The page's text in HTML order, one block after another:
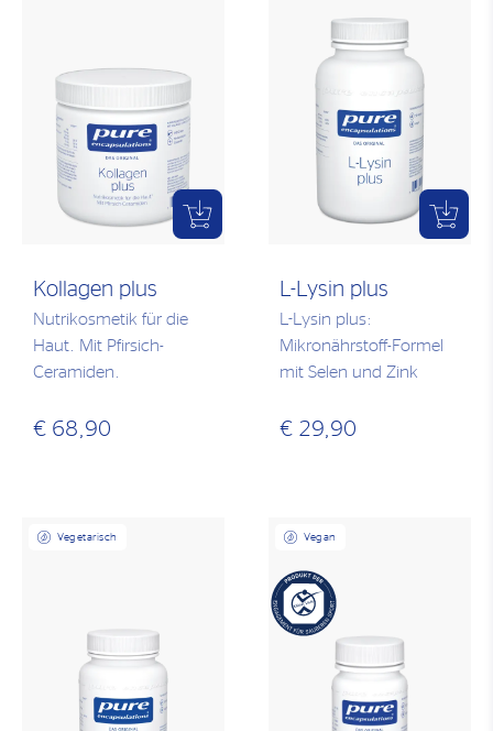
Kollagen plus
Nutrikosmetik für die
Haut. Mit Pfirsich-
Ceramiden.
€ 68,90
L-Lysin plus
L-Lysin plus:
Mikronährstoff-Formel
mit Selen und Zink
€ 29,90
Vegetarisch Vegan